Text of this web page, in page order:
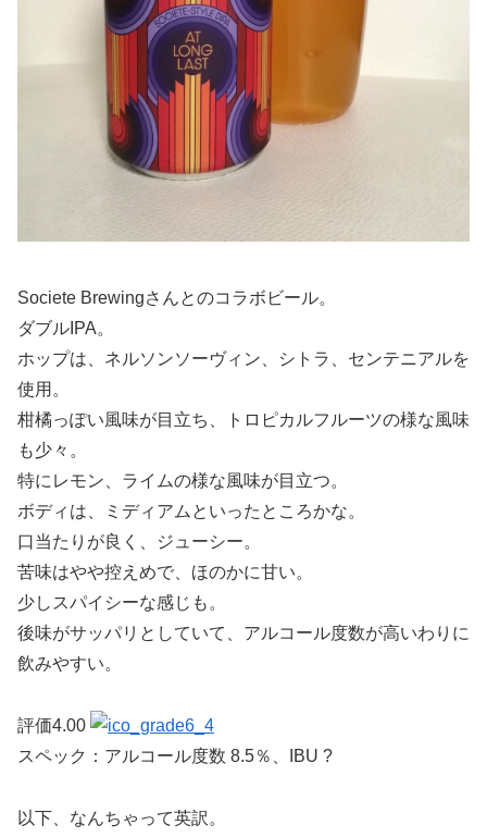
Societe Brewingさんとのコラボビール。
ダブルIPA。
ホップは、ネルソンソーヴィン、シトラ、センテニアルを
使用。
柑橘っぽい風味が目立ち、トロピカルフルーツの様な風味
も少々。
特にレモン、ライムの様な風味が目立つ。
ボディは、ミディアムといったところかな。
口当たりが良く、ジューシー。
苦味はやや控えめで、ほのかに甘い。
少しスパイシーな感じも。
後味がサッパリとしていて、アルコール度数が高いわりに
飲みやすい。
評価4.00
スペック：アルコール度数 8.5％、IBU ?
以下、なんちゃって英訳。